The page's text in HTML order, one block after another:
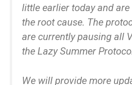
little earlier today and
the root cause. The
are currently pausing all
the Lazy Summer
We will provide more